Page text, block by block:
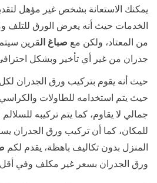
يمكنك الاستعانة بشخص غير مؤهل
الخدمات حيث أنه يعرض الورق للتلف
من المعتاد، ولكن مع صباغ القرين
جدران من غير أي تأخير وبشكل
حيث أنه يقوم بتركيب ورق الجدران
حيث يتم استخدامه للطاولات
جمالي لا يقاوم، كما يتم تركيبه
للمكان، كما أن تركيب ورق الجدران
المنزل بدون تكاليف باهظة، يقدم لكم
ورق الجدران بسعر غير مكلف وفي